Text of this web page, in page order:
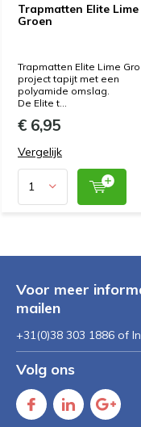
Trapmatten Elite Lime
Groen
Trapmatten Elite Lime
project tapijt met een
polyamide omslag.
De Elite t...
€ 6,95
Vergelijk
Voor meer
mailen
+31(0)38 303 1886 of
Volg ons